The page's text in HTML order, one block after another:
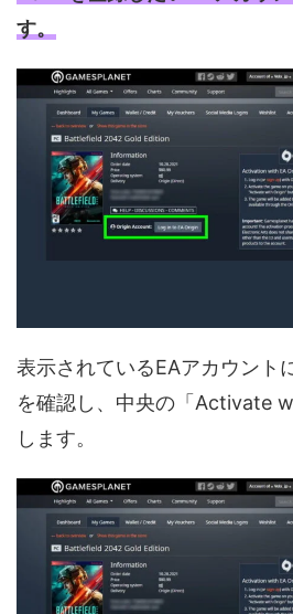
す。
表示されているEAアカウント
を確認し、中央の「Activate
します。